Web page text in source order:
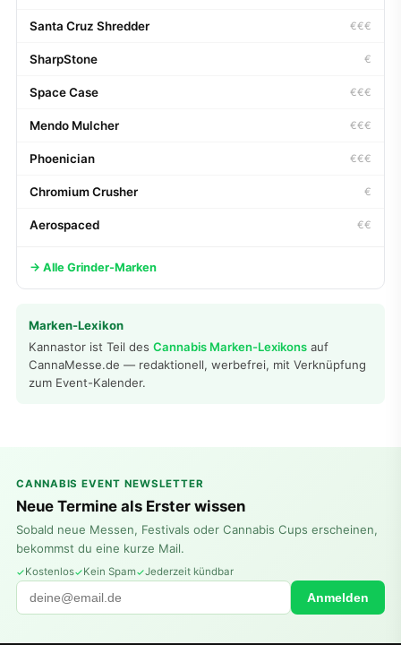
Santa Cruz Shredder €€€
SharpStone €
Space Case €€€
Mendo Mulcher €€€
Phoenician €€€
Chromium Crusher €
Aerospaced €€
→ Alle Grinder-Marken
Marken-Lexikon
Kannastor ist Teil des Cannabis Marken-Lexikons auf
CannaMesse.de — redaktionell, werbefrei, mit Verknüpfung
zum Event-Kalender.
CANNABIS EVENT NEWSLETTER
Neue Termine als Erster wissen
Sobald neue Messen, Festivals oder Cannabis Cups erscheinen,
bekommst du eine kurze Mail.
Kostenlos Kein Spam Jederzeit kündbar
Anmelden